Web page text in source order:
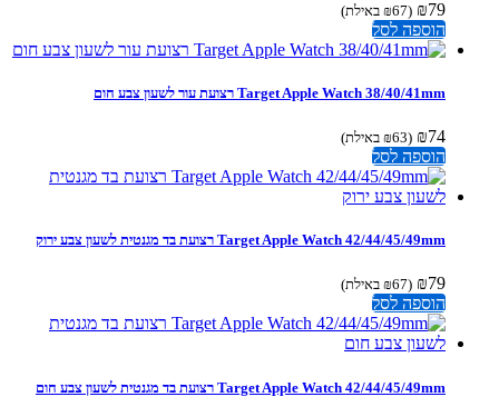
(
₪67 באילת)
הוספה לסל
Target Apple Watch 38/40/41mm רצועת עור לשעון צבע חום
(
₪63 באילת)
הוספה לסל
Target Apple Watch 42/44/45/49mm רצועת בד מגנטית לשעון צבע ירוק
(
₪67 באילת)
הוספה לסל
Target Apple Watch 42/44/45/49mm רצועת בד מגנטית לשעון צבע חום